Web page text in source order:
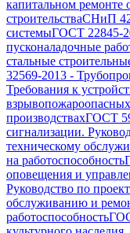
капитальном ремонте
строительстваСНиП
системыГОСТ 22845-
пусконаладочные
стальные
32569-2013 -
Требования к
производствахГОСТ
сигнализации.
техническому
на работоспособность
оповещения и
Руководство по
обслуживанию и
работоспособность